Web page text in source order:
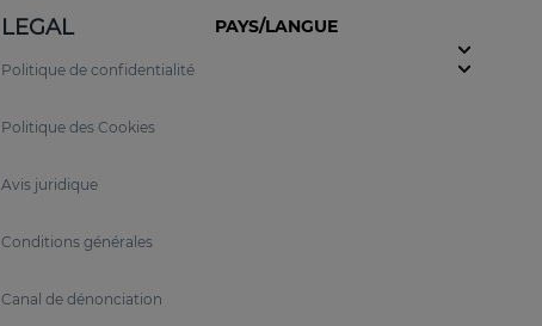
LEGAL
Politique de confidentialité
Politique des Cookies
Avis juridique
Conditions générales
Canal de dénonciation
PAYS/LANGUE